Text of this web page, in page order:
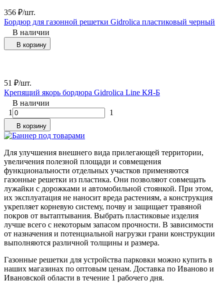
356 ₽/шт.
Бордюр для газонной решетки Gidrolica пластиковый черный
В наличии
В корзину
51 ₽/шт.
Крепящий якорь бордюра Gidrolica Line КЯ-Б
В наличии
1
1
В корзину
Для улучшения внешнего вида прилегающей территории,
увеличения полезной площади и совмещения
функциональности отдельных участков применяются
газонные решетки из пластика. Они позволяют совмещать
лужайки с дорожками и автомобильной стоянкой. При этом,
их эксплуатация не наносит вреда растениям, а конструкция
укрепляет корневую систему, почву и защищает травяной
покров от вытаптывания. Выбрать пластиковые изделия
лучше всего с некоторым запасом прочности. В зависимости
от назначения и потенциальной нагрузки грани конструкции
выполняются различной толщины и размера.
Газонные решетки для устройства парковки можно купить в
наших магазинах по оптовым ценам. Доставка по Иваново и
Ивановской области в течение 1 рабочего дня.